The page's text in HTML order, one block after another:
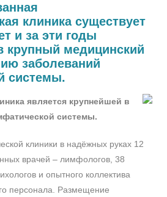
клиника существует
и за эти годы
крупный медицинский
заболеваний
системы.
является крупнейшей в
системы.
клиники в надёжных руках 12
врачей – лимфологов, 38
и опытного коллектива
персонала. Размещение